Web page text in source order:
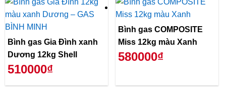
Bình gas Gia Đình xanh
Dương 12kg Shell
510000₫
Bình gas COMPOSITE
Miss 12kg màu Xanh
580000₫